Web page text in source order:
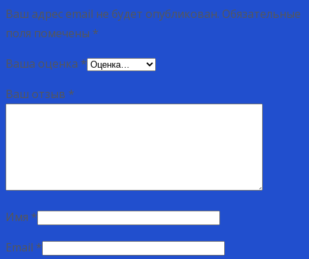
Ваш адрес email не будет опубликован. Обязательные
поля помечены *
Ваша оценка *
Ваш отзыв *
Имя *
Email *